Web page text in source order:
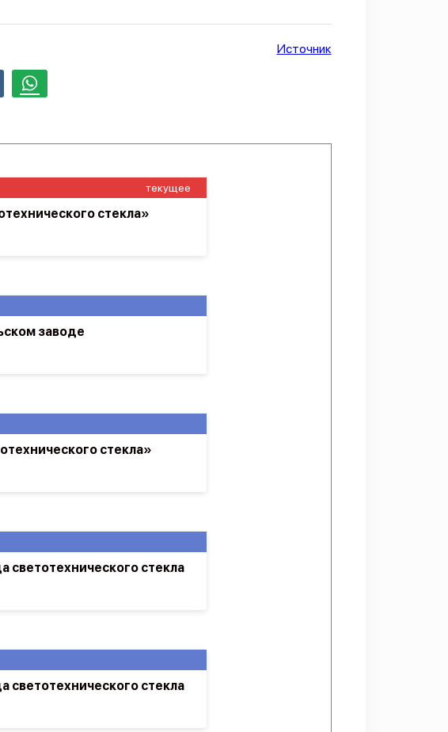
Whatsapp
Источник
светотехнического стекла
светотехнического стекла
стекла»
заводе
текущее
стекла»